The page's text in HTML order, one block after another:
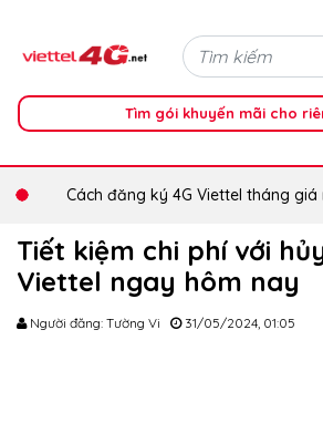
Tìm gói khuyến mãi cho
Cách đăng ký 4G Viettel tháng giá
Tiết kiệm chi phí với
Viettel ngay hôm nay
Người đăng: Tường Vi 31/05/2024, 01:05